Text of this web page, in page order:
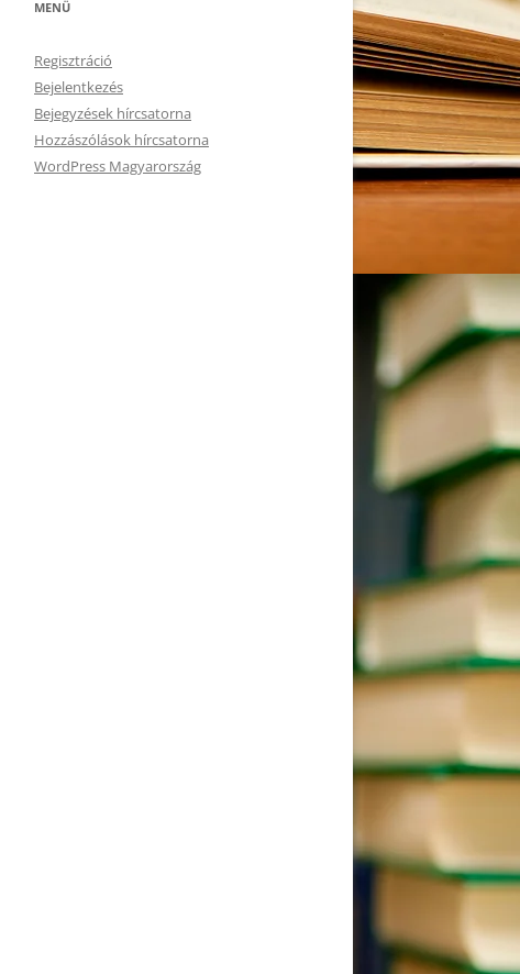
MENÜ
Regisztráció
Bejelentkezés
Bejegyzések hírcsatorna
Hozzászólások hírcsatorna
WordPress Magyarország